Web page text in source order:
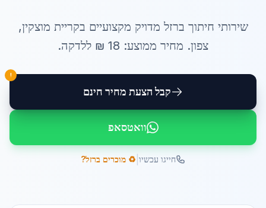
שירותי חיתוך ברזל מדויק מקצועיים בקריית מוצקין,
צפון. מחיר ממוצע: 18 ₪ ללדקה.
קבל הצעת מחיר חינם
!
וואטסאפ
חייגו עכשיו ♻️ מוכרים ברזל?